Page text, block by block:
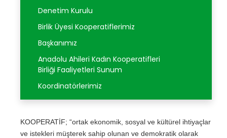
GALERİ
İLETİŞİM
Denetim Kurulu
Birlik Üyesi Kooperatiflerimiz
Başkanımız
Anadolu Ahileri Kadın Kooperatifleri
Birliği Faaliyetleri Sunum
Koordinatörlerimiz
KOOPERATİF; “ortak ekonomik, sosyal ve kültürel ihtiyaçlar
ve istekleri müşterek sahip olunan ve demokratik olarak